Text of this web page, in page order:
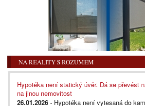
NA REALITY S ROZUMEM
Hypotéka není statický úvěr. Dá se převést
na jinou nemovitost
26.01.2026 - Hypotéka není vytesaná do